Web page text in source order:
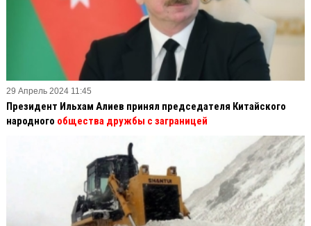
29 Апрель 2024 11:45
Президент Ильхам Алиев принял председателя Китайского
народного общества дружбы с заграницей